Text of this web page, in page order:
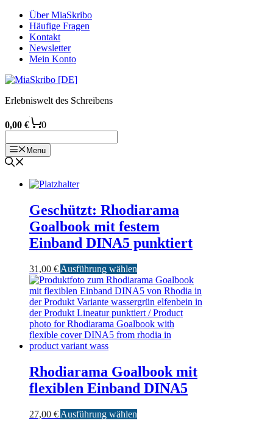
Zum
Inhalt
springen
Über MiaSkribo
Häufige Fragen
Kontakt
Newsletter
Mein Konto
Erlebniswelt des Schreibens
0,00 € 0
Menu
Geschützt: Rhodiarama
Goalbook mit festem
Einband DINA5 punktiert
31,00 € Ausführung wählen
Produkt
weist
mehrere
Varianten
auf.
Die
auf
der
Produktseite
werden
Rhodiarama Goalbook mit
flexiblen Einband DINA5
27,00 € Ausführung wählen